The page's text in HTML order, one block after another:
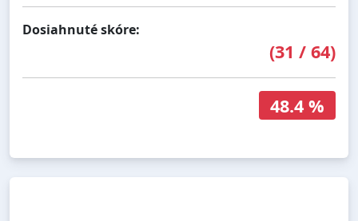
Dosiahnuté skóre:
(31 / 64)
48.4 %